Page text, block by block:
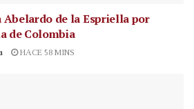
de la Espriella por
de Colombia
HACE 58 MINS